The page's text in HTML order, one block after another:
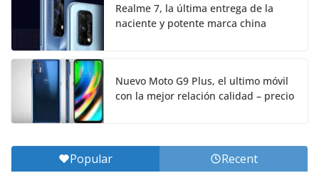
Realme 7, la última entrega de la
naciente y potente marca china
Nuevo Moto G9 Plus, el ultimo móvil
con la mejor relación calidad – precio
Popular Recent